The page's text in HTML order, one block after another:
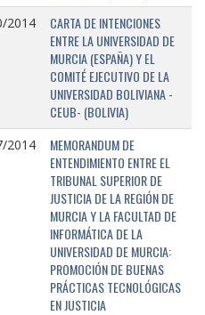
2014
CARTA DE INTENCIONES
ENTRE LA UNIVERSIDAD DE
MURCIA (ESPAÑA) Y EL
COMITÉ EJECUTIVO DE LA
UNIVERSIDAD BOLIVIANA -
CEUB- (BOLIVIA)
2014
MEMORANDUM DE
ENTENDIMIENTO ENTRE EL
TRIBUNAL SUPERIOR DE
JUSTICIA DE LA REGIÓN DE
MURCIA Y LA FACULTAD DE
INFORMÁTICA DE LA
UNIVERSIDAD DE MURCIA:
PROMOCIÓN DE BUENAS
PRÁCTICAS TECNOLÓGICAS
EN JUSTICIA